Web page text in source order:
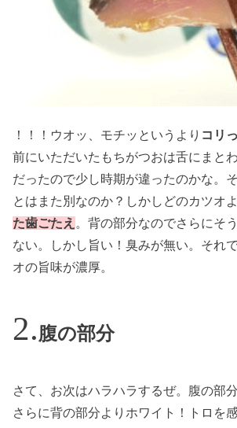
！！！ウオッ、モチッというより コリ
前にいただいたもちがつおは舌にまと
だったので少し時期が違ったのかな。
とはまた別なのか？しかしどのカツオ
た歯ごたえ 。背の部分なのでさらにそ
ない。しかし旨い！臭みが無い。それ
オの旨味が濃厚。
腹の部分
さて、お次はハラハラするぜ。腹の部
さらに背の部分よりホワイト！トロを